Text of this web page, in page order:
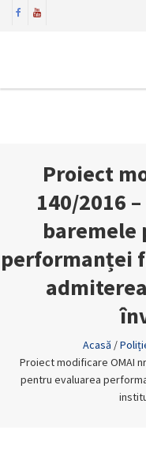
Proiect
140/2016
baremele
performanței
Acasă /
Proiect modificare OMAI
pentru evaluarea